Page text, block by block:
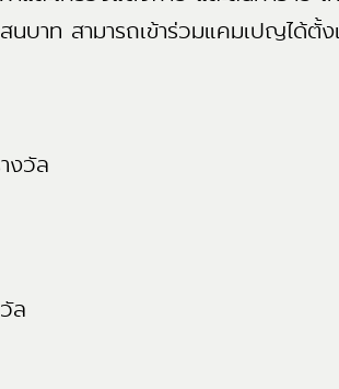
นบาท สามารถเข้าร่วมแคมเปญได้ตั้
งวัล
ล